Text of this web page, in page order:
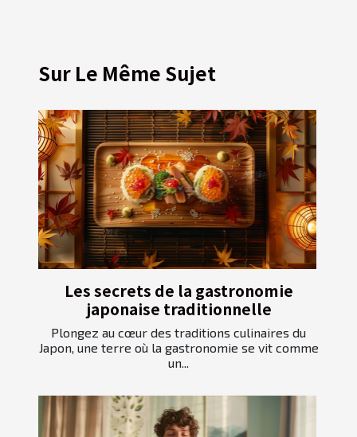
Sur Le Même Sujet
Les secrets de la gastronomie
japonaise traditionnelle
Plongez au cœur des traditions culinaires du
Japon, une terre où la gastronomie se vit comme
un...